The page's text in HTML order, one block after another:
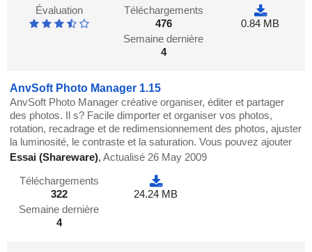
Évaluation
Téléchargements
476
Semaine dernière
4
0.84 MB
AnvSoft Photo Manager 1.15
AnvSoft Photo Manager créative organiser, éditer et partager
des photos. Il s? Facile dimporter et organiser vos photos,
rotation, recadrage et de redimensionnement des photos, ajuster
la luminosité, le contraste et la saturation. Vous pouvez ajouter
Essai (Shareware),Actualisé 26 May 2009
Téléchargements
322
Semaine dernière
4
24.24 MB